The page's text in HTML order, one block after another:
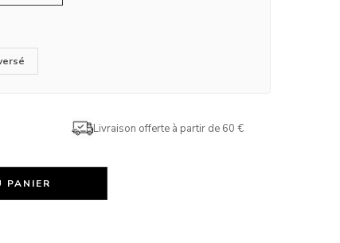
Livraison offerte à partir de 60 €
PANIER